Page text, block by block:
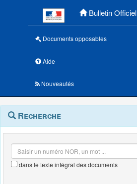
Bulletin Officiel
Documents opposables
Aide
Nouveautés
Navigation
outils
Menu
contextuel
Recherche
dans le texte intégral des documents